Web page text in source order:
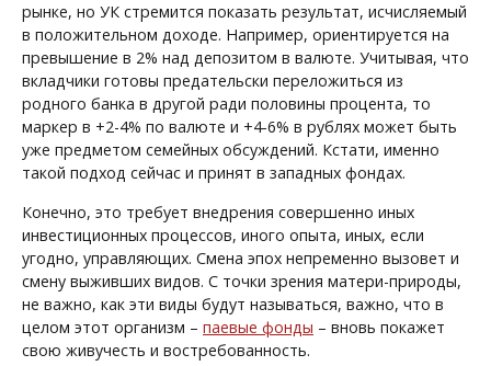
рынке, но УК стремится показать результат, исчисляемый
в положительном доходе. Например, ориентируется на
превышение в 2% над депозитом в валюте. Учитывая, что
вкладчики готовы предательски переложиться из
родного банка в другой ради половины процента, то
маркер в +2-4% по валюте и +4-6% в рублях может быть
уже предметом семейных обсуждений. Кстати, именно
такой подход сейчас и принят в западных фондах.
Конечно, это требует внедрения совершенно иных
инвестиционных процессов, иного опыта, иных, если
угодно, управляющих. Смена эпох непременно вызовет и
смену выживших видов. С точки зрения матери-природы,
не важно, как эти виды будут называться, важно, что в
целом этот организм – паевые фонды – вновь покажет
свою живучесть и востребованность.